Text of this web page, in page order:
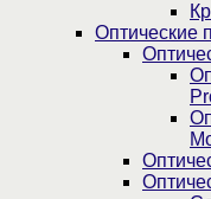
Оптические